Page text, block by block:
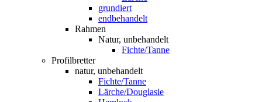
grundiert
endbehandelt
Rahmen
Natur, unbehandelt
Fichte/Tanne
Profilbretter
natur, unbehandelt
Fichte/Tanne
Lärche/Douglasie